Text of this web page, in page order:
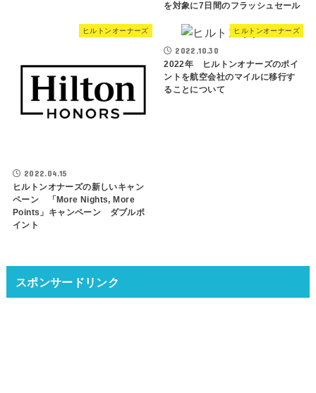
を対象に7日間のフラッシュセール
ヒルトンオーナーズ
2022.04.15
ヒルトンオナーズの新しいキャン
ペーン 「More Nights, More
Points」キャンペーン ダブルポ
イント
ヒルトンオーナーズ
2022.10.30
2022年 ヒルトンオナーズのポイ
ントを航空会社のマイルに移行す
ることについて
スポンサードリンク